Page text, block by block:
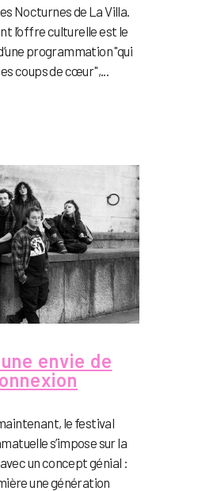
Nocturnes de La Villa.
l’offre culturelle est le
programmation "qui
coups de cœur",...
envie de
le festival
s’impose sur la
un concept génial :
une génération